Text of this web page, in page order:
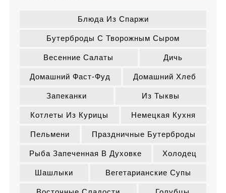
Блюда Из Спаржи
Бутерброды С Творожным Сыром
Весенние Салаты Дичь
Домашний Фаст-Фуд Домашний Хлеб
Запеканки Из Тыквы
Котлеты Из Курицы Немецкая Кухня
Пельмени Праздничные Бутерброды
Рыба Запеченная В Духовке Холодец
Шашлыки Вегетарианские Супы